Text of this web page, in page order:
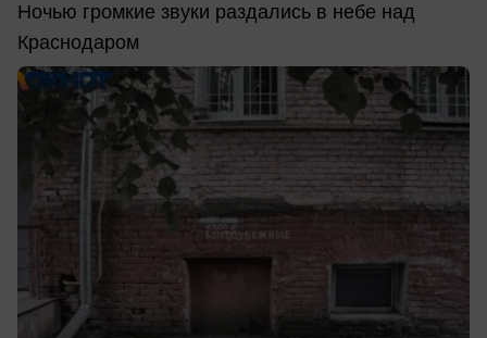
Ночью громкие звуки раздались в небе над
Краснодаром